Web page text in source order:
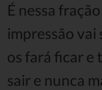
É nessa
impressão vai
os fará ficar e
sair e nunca